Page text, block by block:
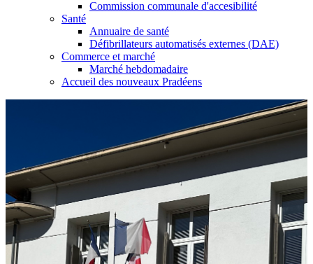
Commission communale d'accesibilité
Santé
Annuaire de santé
Défibrillateurs automatisés externes (DAE)
Commerce et marché
Marché hebdomadaire
Accueil des nouveaux Pradéens